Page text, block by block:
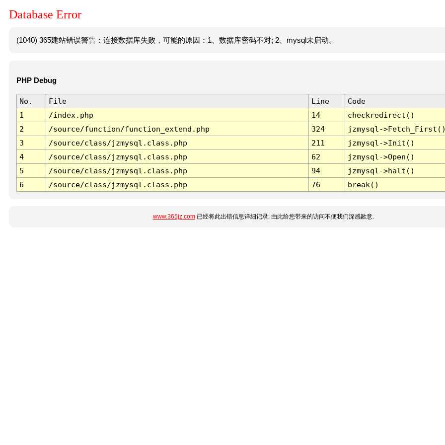
Database Error
(1040) 365建站错误警告：连接数据库失败，可能的原因：1、数据库密码不对; 2、mysql未启动。
PHP Debug
No. File Line
Code
1
/index.php 14
checkredirect()
2
/source/function/function_extend.php 324
jzmysql-
3
/source/class/jzmysql.class.php 211
jzmysql->Init()
4
/source/class/jzmysql.class.php 62
jzmysql->Open()
5
/source/class/jzmysql.class.php 94
jzmysql->halt()
6
/source/class/jzmysql.class.php 76 break()
www.365jz.com已经将此出错信息详细记录, 由此给您带来的访问不便我们深感歉意.